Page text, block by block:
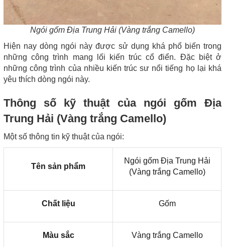
Ngói gốm Địa Trung Hải (Vàng trắng Camello)
Hiện nay dòng ngói này được sử dụng khá phổ biến trong
những công trình mang lối kiến trúc cổ điển. Đặc biệt ở
những công trình của nhiều kiến trúc sư nổi tiếng họ lại khá
yêu thích dòng ngói này.
Thông số kỹ thuật của ngói gốm Địa
Trung Hải (Vàng trắng Camello)
Một số thông tin kỹ thuật của ngói:
Tên sản phẩm
Ngói gốm Địa Trung Hải
(Vàng trắng Camello)
Chất liệu Gốm
Màu sắc Vàng trắng Camello